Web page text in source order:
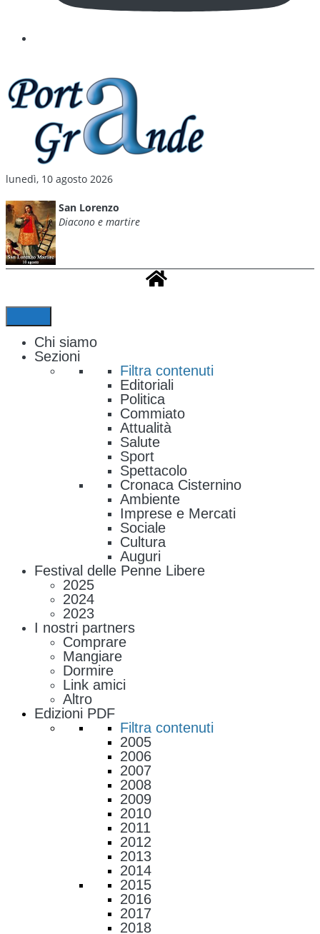
lunedì, 10 agosto 2026
San Lorenzo
Diacono e martire
Chi siamo
Sezioni
Filtra contenuti
Editoriali
Politica
Commiato
Attualità
Salute
Sport
Spettacolo
Cronaca Cisternino
Ambiente
Imprese e Mercati
Sociale
Cultura
Auguri
Festival delle Penne Libere
2025
2024
2023
I nostri partners
Comprare
Mangiare
Dormire
Link amici
Altro
Edizioni PDF
Filtra contenuti
2005
2006
2007
2008
2009
2010
2011
2012
2013
2014
2015
2016
2017
2018